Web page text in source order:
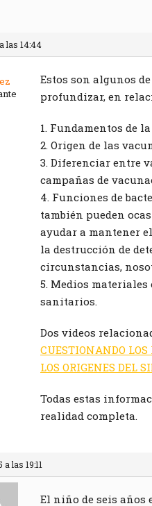
las 14:44
Estos son algunos
profundizar, en
1. Fundamentos de
2. Origen de las
3. Diferenciar entre
campañas de
4. Funciones de
también pueden
ayudar a mantener
la destrucción de
circunstancias,
5. Medios
sanitarios.
Dos videos
CUESTIONANDO
LOS ORIGENES DEL
Todas estas
realidad completa.
las 19:11
El niño de seis años